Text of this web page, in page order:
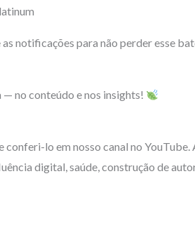
as notificações para não perder esse
no conteúdo e nos insights!
lo em nosso canal no
digital, saúde, construção de